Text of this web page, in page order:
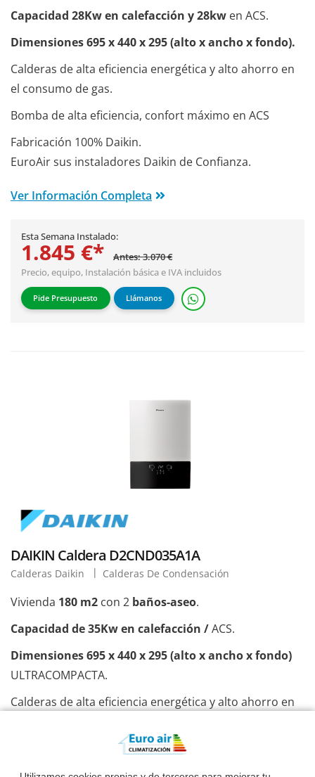
Capacidad 28Kw en calefacción y 28kw en ACS.
Dimensiones 695 x 440 x 295 (alto x ancho x fondo).
Calderas de alta eficiencia energética y alto ahorro en
el consumo de gas.
Bomba de alta eficiencia, confort máximo en ACS
Fabricación 100% Daikin.
EuroAir sus instaladores Daikin de Confianza.
Ver Información Completa
Esta Semana Instalado:
1.845 €*
Antes: 3.070 €
Precio, equipo, Instalación básicae IVA incluidos
Pide Presupuesto Llámanos
DAIKIN Caldera D2CND035A1A
Calderas Daikin Calderas De Condensación
Vivienda 180 m2 con 2 baños-aseo.
Capacidad de 35Kw en calefacción /ACS.
Dimensiones 695 x 440 x 295 (alto x ancho x fondo)
ULTRACOMPACTA.
Calderas de alta eficiencia energética y alto ahorro en
Bomba de alta eficiencia, confort máximo en ACS